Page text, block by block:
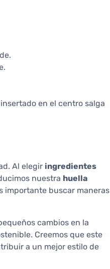
en el centro salga
Al elegir ingredientes
nuestra huella
importante buscar maneras
cambios en la
Creemos que este
a un mejor estilo de